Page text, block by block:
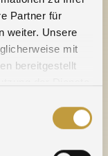
Partner für
weiter. Unsere
mit
bereitgestellt
in due
18. August 2016